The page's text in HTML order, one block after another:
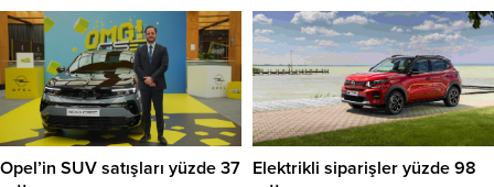
Opel’in SUV satışları yüzde 37 Elektrikli siparişler yüzde 98